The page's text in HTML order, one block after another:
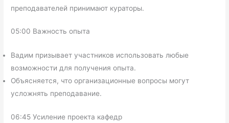
преподавателей принимают кураторы.
05:00 Важность опыта
Вадим призывает участников использовать любые
возможности для получения опыта.
Объясняется, что организационные вопросы могут
усложнять преподавание.
06:45 Усиление проекта кафедр